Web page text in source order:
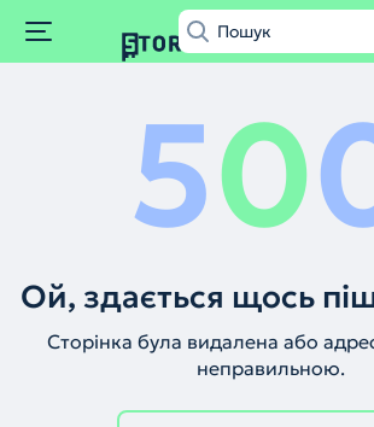
50
Ой, здається щось
Сторінка була видалена або
неправильною.